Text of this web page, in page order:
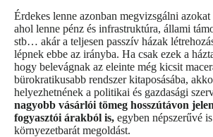
Érdekes lenne azonban megvizsgálni azokat
ahol lenne pénz és infrastruktúra, állami
stb… akár a teljesen passzív házak
lépnek ebbe az irányba. Ha csak ezek a
hogy belevágnak az eleinte még kicsit
bürokratikusabb rendszer kitaposásába,
helyezhetnének a politikai és gazdasági
nagyobb vásárlói tömeg hosszútávon
fogyasztói árakból is, egyben népszerűvé
környezetbarát megoldást.